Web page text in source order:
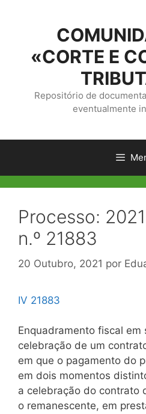
conteúdo«CORTE E
Repositório de
eventualmente
Processo:
n.º 21883
20 Outubro, 2021 por
IV 21883
Enquadramento fiscal em
celebração de um
em que o pagamento do
em dois momentos
a celebração do contrato
o remanescente, em